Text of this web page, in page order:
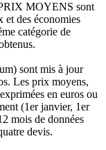
MOYENS sont
et des économies
catégorie de
sont mis à jour
Les prix moyens,
en euros ou
(1er janvier, 1er
mois de données
devis.